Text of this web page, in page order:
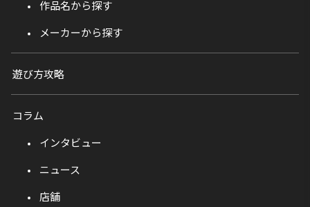
作品名から探す
メーカーから探す
遊び方攻略
コラム
インタビュー
ニュース
店舗